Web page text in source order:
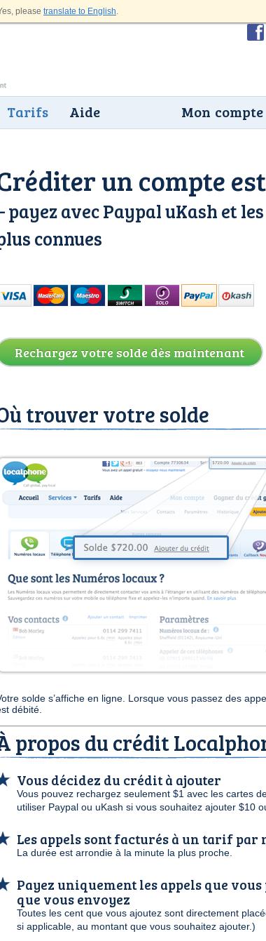
please translate to English.
Tarifs Aide Mon compte
un compte
payez avec Paypal uKash et
connues
Rechargez votre solde dès maintenant
trouver votre solde
solde s’affiche en ligne. Lorsque vous passez des
débité.
propos du crédit
Vous décidez du crédit à ajouter
Vous pouvez rechargez seulement $1 avec les cartes
utiliser Paypal ou uKash si vous souhaitez ajouter $10
Les appels sont facturés à un tarif par
La durée est arrondie à la minute la plus proche.
Payez uniquement les appels que vous
que vous envoyez
Toutes les cent que vous ajoutez sont directement
si applicable, au montant que vous souhaitez ajouter.)